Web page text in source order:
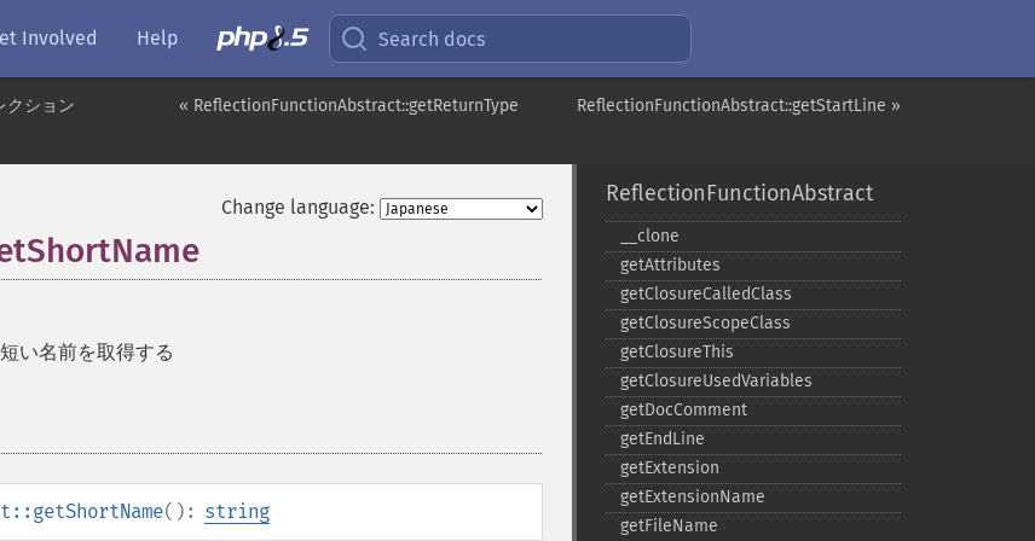
Involved Help Search docs
ReflectionFunctionAbstract::getStartLine »
« ReflectionFunctionAbstract::getReturnType
クション
Change language:
い名前を取得する
(): string
ReflectionFunctionAbstract
_​_​clone
getAttributes
getClosureCalledClass
getClosureScopeClass
getClosureThis
getClosureUsedVariables
getDocComment
getEndLine
getExtension
getExtensionName
getFileName